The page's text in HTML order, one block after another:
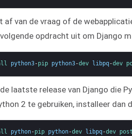
af van de vraag of de
opdracht uit om Django
python3-pip python3-dev libpq-dev
laatste release van Django die
2 te gebruiken, installeer dan
python-pip python-dev libpq-dev